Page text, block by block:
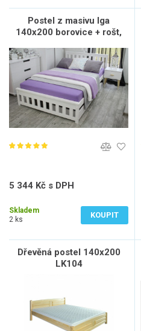
Postel z masivu Iga
140x200 borovice + rošt,
5 344 Kč s DPH
Skladem
2 ks
KOUPIT
Dřevěná postel 140x200
LK104